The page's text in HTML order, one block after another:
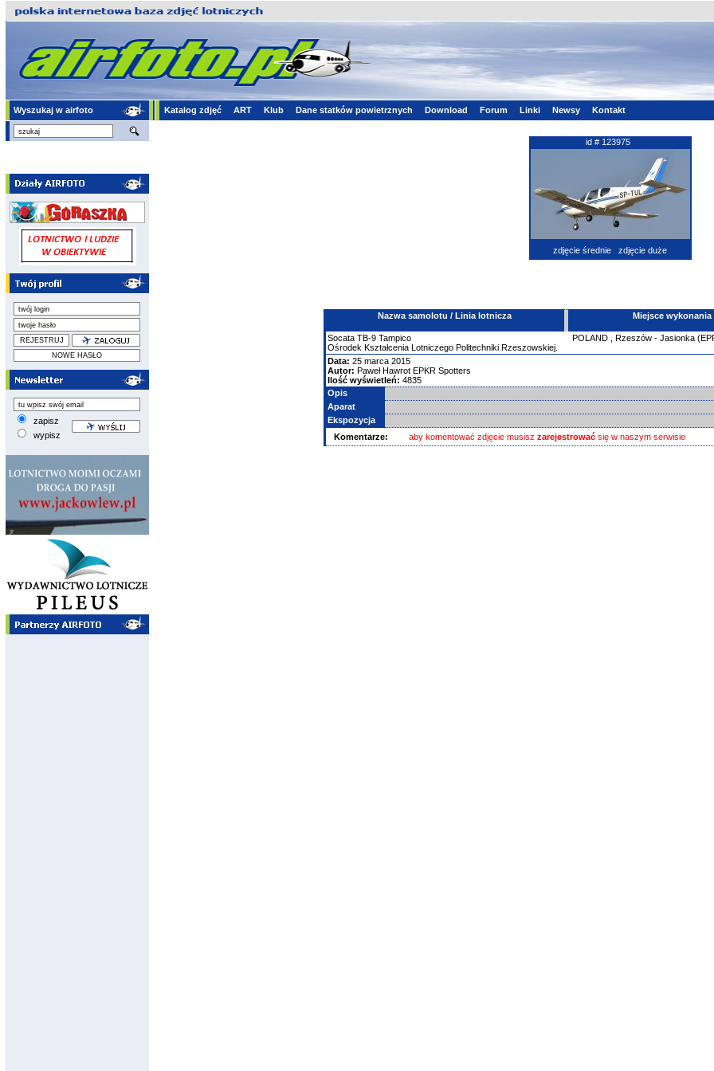
Wyszukaj w airfoto Katalog zdjęć ART Klub Dane statków powietrznych Download Forum Linki Newsy Kontakt
zapisz
wypisz
id # 123975
zdjęcie średnie zdjęcie duże
Nazwa samolotu / Linia lotnicza Miejsce wykonania
Socata TB-9 Tampico
Ośrodek Kształcenia Lotniczego Politechniki Rzeszowskiej.
POLAND, Rzeszów - Jasionka
Data: 25 marca 2015
Autor: Paweł Hawrot EPKR Spotters
Ilość wyświetleń: 4835
Opis
Aparat
Ekspozycja
Komentarze:
aby komentować zdjęcie musisz zarejestrowaćsię w naszym serwisie